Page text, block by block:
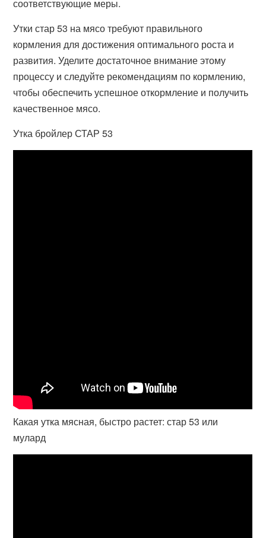
соответствующие меры.
Утки стар 53 на мясо требуют правильного
кормления для достижения оптимального роста и
развития. Уделите достаточное внимание этому
процессу и следуйте рекомендациям по кормлению,
чтобы обеспечить успешное откормление и получить
качественное мясо.
Утка бройлер СТАР 53
Какая утка мясная, быстро растет: стар 53 или
мулард